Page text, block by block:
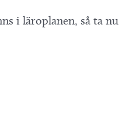
i läroplanen, så ta